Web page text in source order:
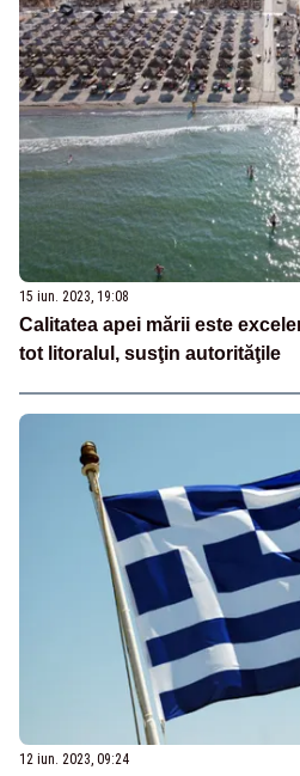
15 iun. 2023, 19:08
Calitatea apei mării este
tot litoralul, susţin autorităţile
12 iun. 2023, 09:24